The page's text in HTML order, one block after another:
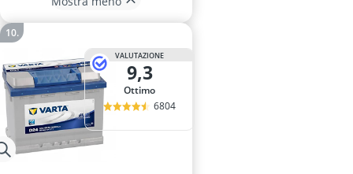
VALUTAZIONE
9,3
Ottimo
6804